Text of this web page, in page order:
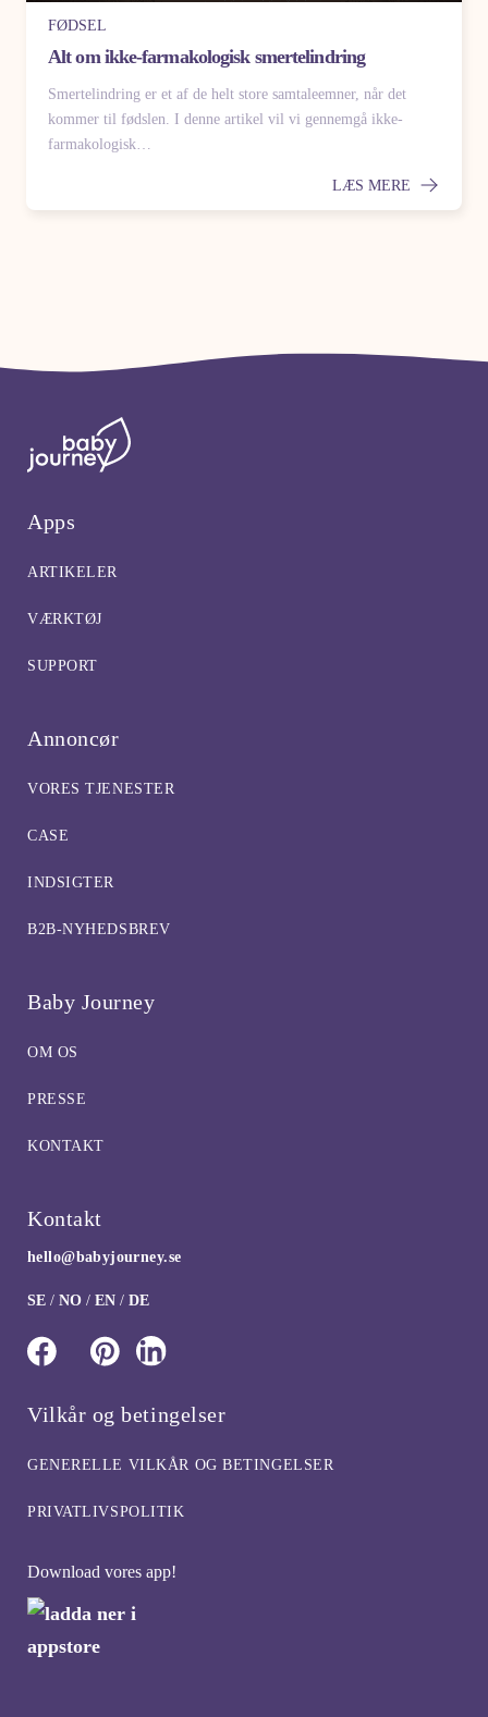
FØDSEL
Alt om ikke-farmakologisk smertelindring
Smertelindring er et af de helt store samtaleemner, når det
kommer til fødslen. I denne artikel vil vi gennemgå ikke-
farmakologisk…
LÆS MERE
Apps
ARTIKELER
VÆRKTØJ
SUPPORT
Annoncør
VORES TJENESTER
CASE
INDSIGTER
B2B-NYHEDSBREV
Baby Journey
OM OS
PRESSE
KONTAKT
Kontakt
hello@babyjourney.se
SE / NO / EN / DE
Vilkår og betingelser
GENERELLE VILKÅR OG BETINGELSER
PRIVATLIVSPOLITIK
Download vores app!